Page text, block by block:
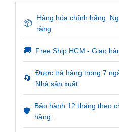
📦
Hàng hóa chính hãng.
ràng
🚚 Free Ship HCM - Giao
🔄
Được trả hàng trong 7
Nhà sản xuất
🛡️
Bảo hành 12 tháng theo
hàng .